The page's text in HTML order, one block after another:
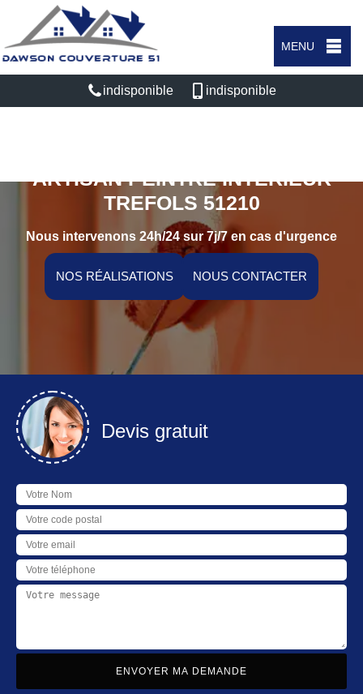
MENU
indisponible indisponible
ARTISAN PEINTRE INTÉRIEUR
TREFOLS 51210
Nous intervenons 24h/24 sur 7j/7 en cas d'urgence
NOS RÉALISATIONS NOUS CONTACTER
Devis gratuit